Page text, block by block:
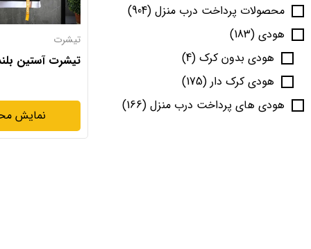
محصولات پرداخت درب منزل (904)
هودی (183)
هودی بدون کرک (4)
هودی کرک دار (175)
هودی های پرداخت درب منزل (166)
تیشرت
تیشرت آستین
نمایش